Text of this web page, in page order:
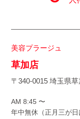
美容プラージュ
草加店
〒340-0015 埼玉県
AM 8:45 〜
年中無休（正月三が日